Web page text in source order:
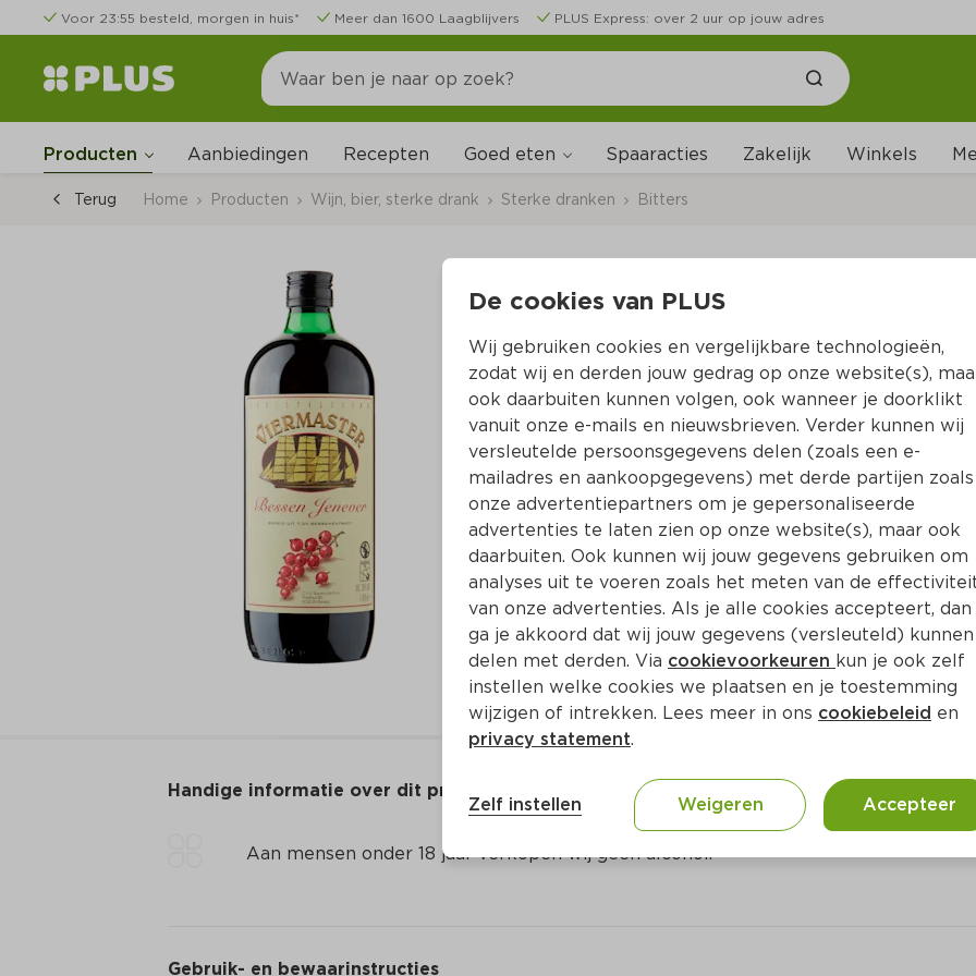
Voor 23:55 besteld, morgen in huis* Meer dan 1600 Laagblijvers PLUS Express: over 2 uur op jouw adres
Producten Aanbiedingen Recepten Goed eten Spaaracties Zakelijk Winkels
Terug Home Producten Wijn, bier, sterke drank Sterke dranken Bitters
Viermaster
Per Fles 1000 ml
8.89
Vanwege de alcoholwet verkopen wij
drank in onze winkels
Bewaar in je lijstje
Handige informatie over dit product
Aan mensen onder 18 jaar verkopen wij geen alcohol.
Gebruik- en bewaarinstructies
De cookies van PLUS
Wij gebruiken cookies en vergelijkbare technologieën,
zodat wij en derden jouw gedrag op onze website(s),
ook daarbuiten kunnen volgen, ook wanneer je doorklikt
vanuit onze e-mails en nieuwsbrieven. Verder kunnen wij
versleutelde persoonsgegevens delen (zoals een e-
mailadres en aankoopgegevens) met derde partijen zoals
onze advertentiepartners om je gepersonaliseerde
advertenties te laten zien op onze website(s), maar ook
daarbuiten. Ook kunnen wij jouw gegevens gebruiken om
analyses uit te voeren zoals het meten van de
van onze advertenties. Als je alle cookies accepteert, dan
ga je akkoord dat wij jouw gegevens (versleuteld) kunnen
delen met derden. Via cookievoorkeuren kun je ook zelf
instellen welke cookies we plaatsen en je toestemming
wijzigen of intrekken. Lees meer in ons cookiebeleid en
privacy statement.
Zelf instellen Weigeren Accepteer